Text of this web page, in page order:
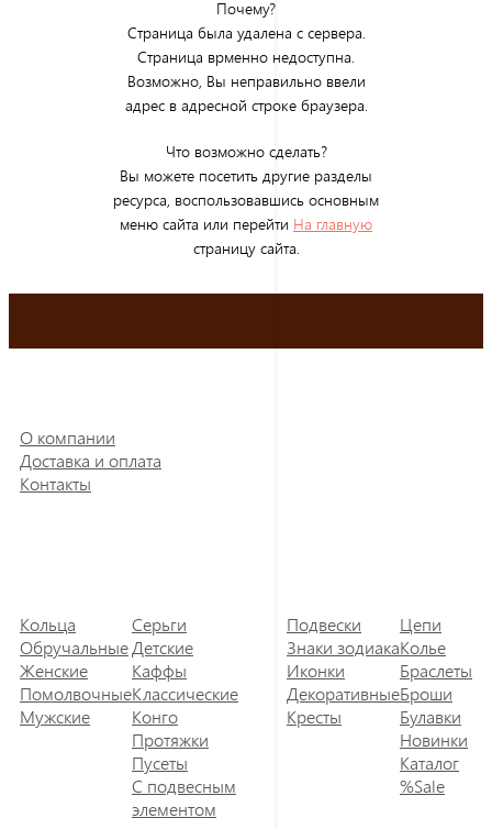
Почему?
Страница была удалена с сервера.
Страница врменно недоступна.
Возможно, Вы неправильно ввели
адрес в адресной строке браузера.
Что возможно сделать?
Вы можете посетить другие разделы
ресурса, воспользовавшись основным
меню сайта или перейти На главную
страницу сайта.
О компании
Доставка и оплата
Контакты
Кольца
Обручальные
Женские
Помолвочные
Мужские
Серьги
Детские
Каффы
Классические
Конго
Протяжки
Пусеты
С подвесным
элементом
Подвески
Знаки зодиака
Иконки
Декоративные
Кресты
Цепи
Колье
Браслеты
Броши
Булавки
Новинки
Каталог
%Sale